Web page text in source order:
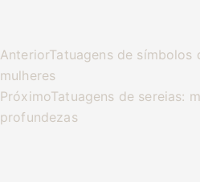
AnteriorTatuagens de símbolos
mulheres
PróximoTatuagens de sereias:
profundezas